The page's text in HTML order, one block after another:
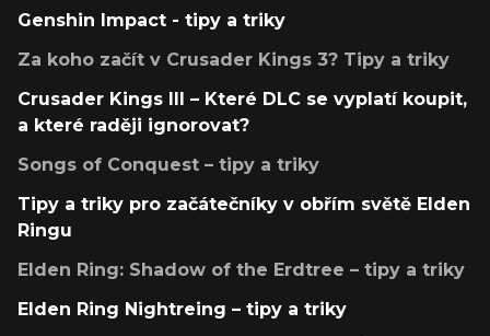
Genshin Impact - tipy a triky
Za koho začít v Crusader Kings 3? Tipy a triky
Crusader Kings III – Které DLC se vyplatí koupit,
a které raději ignorovat?
Songs of Conquest – tipy a triky
Tipy a triky pro začátečníky v obřím světě Elden
Ringu
Elden Ring: Shadow of the Erdtree – tipy a triky
Elden Ring Nightreing – tipy a triky